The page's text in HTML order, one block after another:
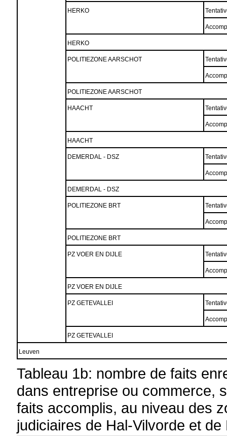
HERKO
HERKO
POLITIEZONE AARSCHOT
POLITIEZONE AARSCHOT
HAACHT
HAACHT
DEMERDAL - DSZ
DEMERDAL - DSZ
POLITIEZONE BRT
POLITIEZONE BRT
PZ VOER EN DIJLE
PZ VOER EN DIJLE
PZ GETEVALLEI
PZ GETEVALLEI
Leuven
Tableau 1b: nombre de faits
dans entreprise ou commerce,
faits accomplis, au niveau des
judiciaires de Hal-Vilvorde et de